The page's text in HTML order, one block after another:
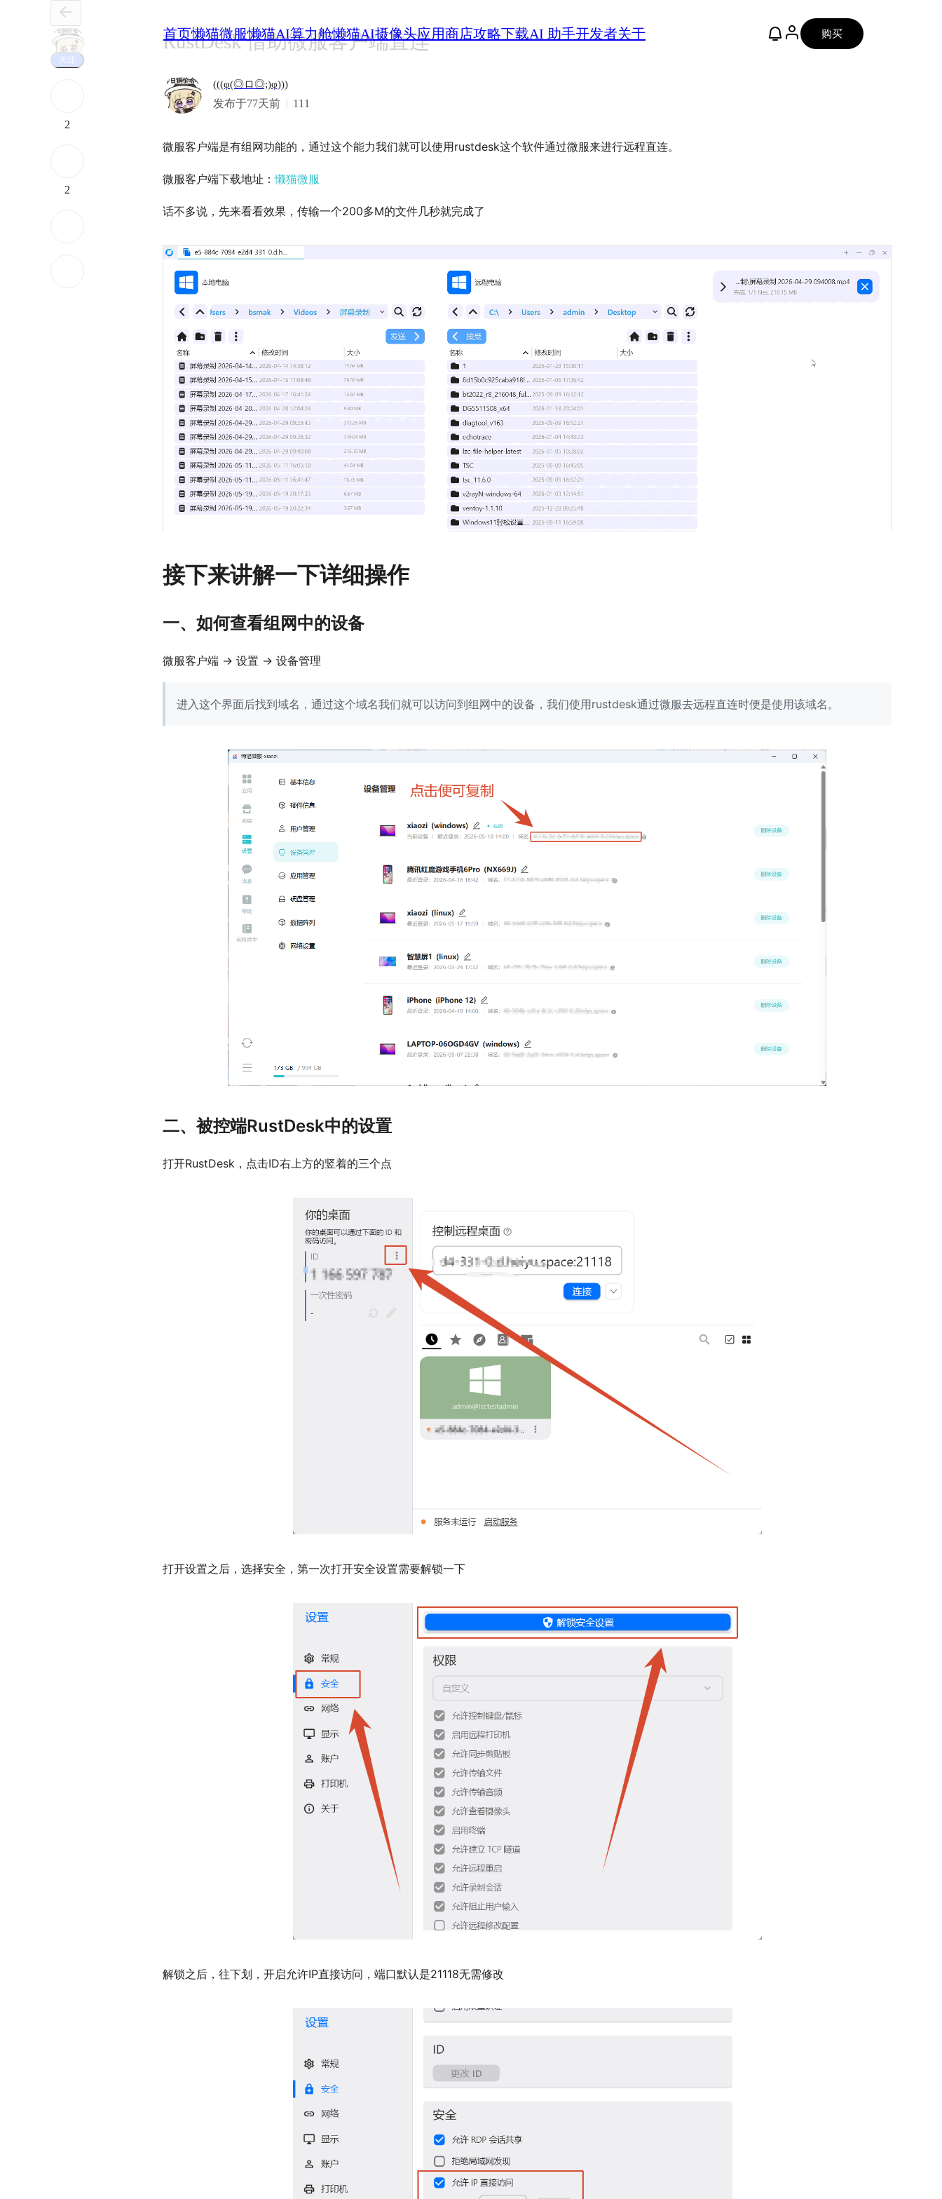
首页懒猫微服懒猫AI算力舱懒猫AI摄像头应用商店攻略下载AI 助手开发者关于 购买
关注
2
2
RustDesk 借助微服客户端直连
(((φ(◎ロ◎;)φ)))
发布于77天前 111
微服客户端是有组网功能的，通过这个能力我们就可以使用rustdesk这个软件通过微服来进行远程直连。
微服客户端下载地址：懒猫微服
话不多说，先来看看效果，传输一个200多M的文件几秒就完成了
接下来讲解一下详细操作
一、如何查看组网中的设备
微服客户端 -> 设置 -> 设备管理
进入这个界面后找到域名，通过这个域名我们就可以访问到组网中的设备，我们使用rustdesk通过微服去远程直连时便是使用该域名。
二、被控端RustDesk中的设置
打开RustDesk，点击ID右上方的竖着的三个点
打开设置之后，选择安全，第一次打开安全设置需要解锁一下
解锁之后，往下划，开启允许IP直接访问，端口默认是21118无需修改